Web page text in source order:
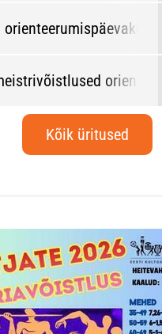
Kõik üritused